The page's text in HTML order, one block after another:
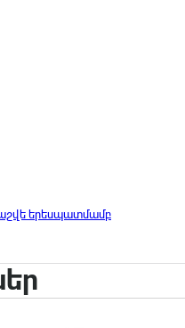
երեսպատմամբ